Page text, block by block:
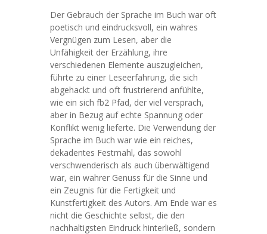
Der Gebrauch der Sprache im Buch war oft
poetisch und eindrucksvoll, ein wahres
Vergnügen zum Lesen, aber die
Unfähigkeit der Erzählung, ihre
verschiedenen Elemente auszugleichen,
führte zu einer Leseerfahrung, die sich
abgehackt und oft frustrierend anfühlte,
wie ein sich fb2 Pfad, der viel versprach,
aber in Bezug auf echte Spannung oder
Konflikt wenig lieferte. Die Verwendung der
Sprache im Buch war wie ein reiches,
dekadentes Festmahl, das sowohl
verschwenderisch als auch überwältigend
war, ein wahrer Genuss für die Sinne und
ein Zeugnis für die Fertigkeit und
Kunstfertigkeit des Autors. Am Ende war es
nicht die Geschichte selbst, die den
nachhaltigsten Eindruck hinterließ, sondern